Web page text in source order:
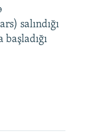
720p
1080p
salındığı
başladığı